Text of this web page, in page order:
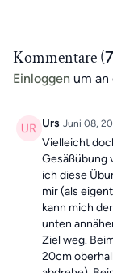
Kommentare (7
Einloggen um
Urs Juni 08,
Vielleicht
Gesäßübung
ich diese
mir (als
kann mich
unten
Ziel weg.
20cm